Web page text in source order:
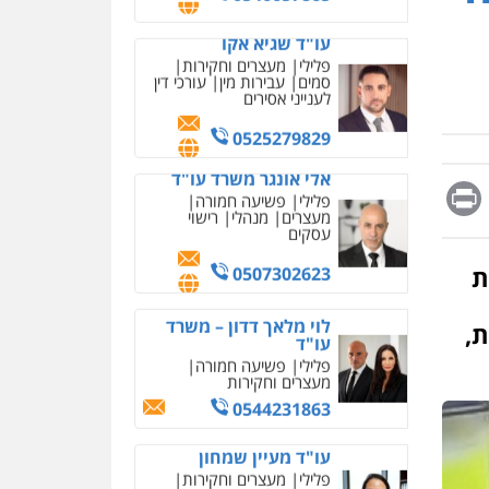
Message
Print
אלי אונגר משרד עו"ד
פלילי פשיעה חמורה
מעצרים מנהלי רישוי
עסקים
0507302623
לוי מלאך דדון – משרד
עו"ד
פלילי
0544231863
עו"ד מעיין שמחון
פלילי
עורכי דין לענייני אסירים
0587604050
עו"ד שאדי כבהא
מחיקת כתבות מגוגל
שירותים מקצועיים לעורכי
דין
0522508109
אחסון אתרים
גיבוי
תמיכה שירותים מקצועיים
לעורכי דין
מרכז התחלה חדשה
אסירים עבירות מין
דין
0544500346
מאיה בלום, עו"ס,
טיפול ושיקום
שירותים מקצועיים לעורכי
דין